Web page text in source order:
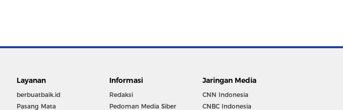
Layanan
berbuatbaik.id
Pasang Mata
Informasi
Redaksi
Pedoman Media Siber
Jaringan Media
CNN Indonesia
CNBC Indonesia